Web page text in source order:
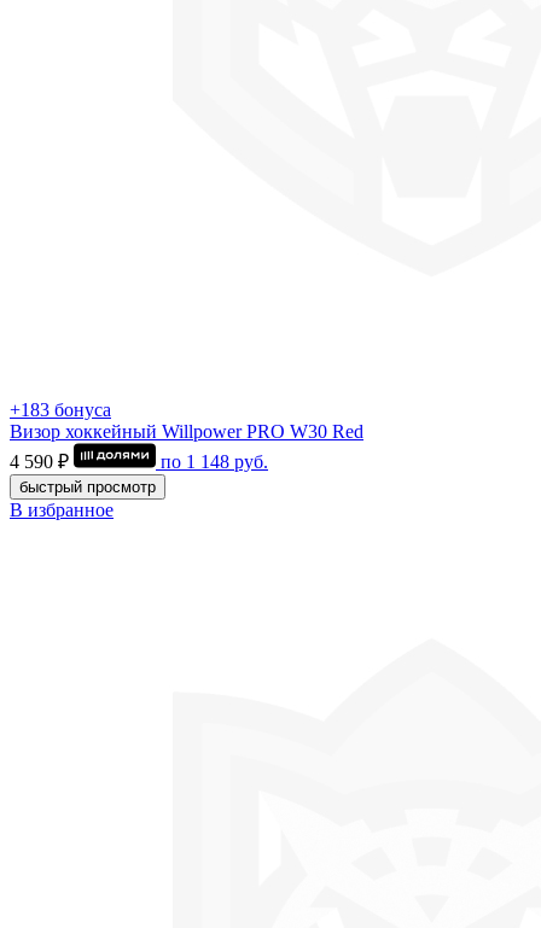
+183 бонуса
Визор хоккейный Willpower PRO W30 Red
4 590 ₽
по 1 148 руб.
быстрый просмотр
В избранное